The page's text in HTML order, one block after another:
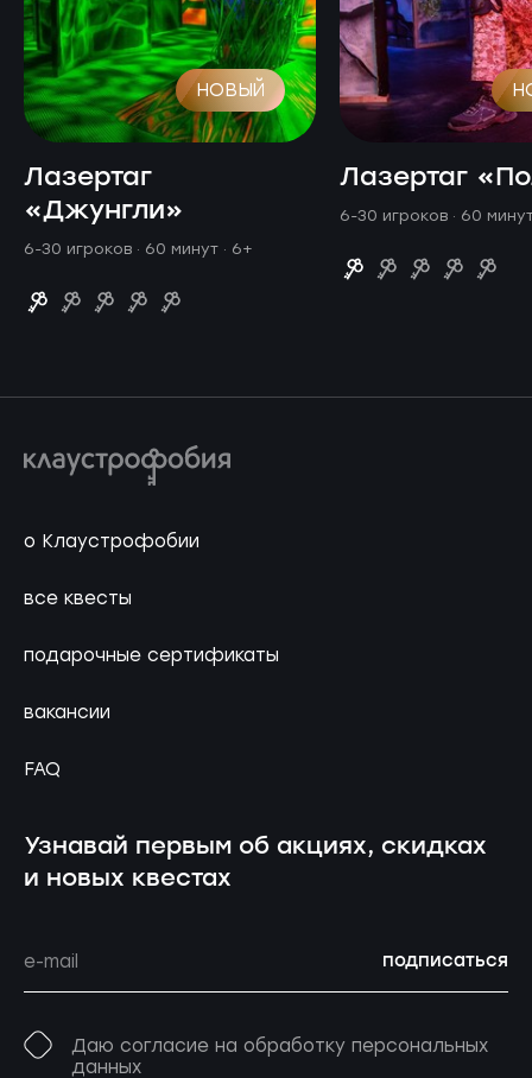
НОВЫЙ
Лазертаг
«Джунгли»
6-30 игроков · 60 минут · 6+
Лазертаг
6-30 игроков · 60
о Клаустрофобии
все квесты
подарочные сертификаты
вакансии
FAQ
Узнавай первым об акциях, скидках
и новых квестах
подписаться
Даю согласие на обработку персональных
данных